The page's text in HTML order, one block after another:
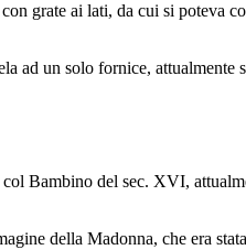
grate ai lati, da cui si poteva
ad un solo fornice, attualmente
Bambino del sec. XVI,
della Madonna, che era